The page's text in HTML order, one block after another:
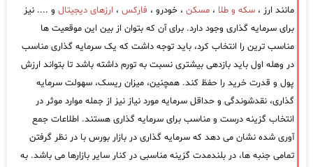
مانند ارز ، سکه و طلا ، مسکن ، خودرو ، فارکس ، ارزهای دیجیتال و .... نیز
برای سرمایه گذاری وجود دارد. برای آن که بتوان از بین این موقعیت ها
مناسب ترین را انتخاب کرد، باید توجه داشت که یک سرمایه گذاری مناسب
در وهله اول باید بازدهی بیشتری نسبت به تورم داشته باشد تا بتواند ارزش
پول و قدرت خرید را حفظ کند. همچنین، میزان ریسک، سهولت سرمایه
گذاری، نقدشوندگی و حداقل سرمایه مورد نیاز نیز از جمله موارد موثر در
انتخاب گزینه درست و مناسب برای سرمایه گذاری هستند. اطلاعات جمع
آوری شده نشان می دهد که سرمایه گذاری در بازار بورس با در نظر گرفتن
تمامی جنبه ها، در بلندمدت گزینه مناسبی در کنار سایر بازارها می باشد. به